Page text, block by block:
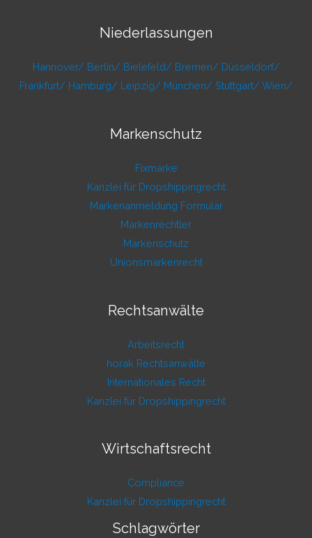
Niederlassungen
Hannover/ Berlin/ Bielefeld/ Bremen/ Düsseldorf/
Frankfurt/ Hamburg/ Leipzig/ München/ Stuttgart/ Wien/
Markenschutz
Fixmarke
Kanzlei für Dropshippingrecht
Markenanmeldung Formular
Markenrechtler
Markenschutz
Unionsmarkenrecht
Rechtsanwälte
Arbeitsrecht
horak Rechtsanwälte
Internationales Recht
Kanzlei für Dropshippingrecht
Wirtschaftsrecht
Compliance
Kanzlei für Dropshippingrecht
Schlagwörter